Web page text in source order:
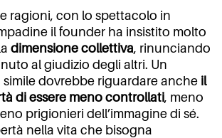
ragioni, con lo spettacolo in
il founder ha insistito molto
dimensione collettiva, rinunciando
al giudizio degli altri. Un
dovrebbe riguardare anche il
di essere meno controllati, meno
prigionieri dell’immagine di sé.
nella vita che bisogna